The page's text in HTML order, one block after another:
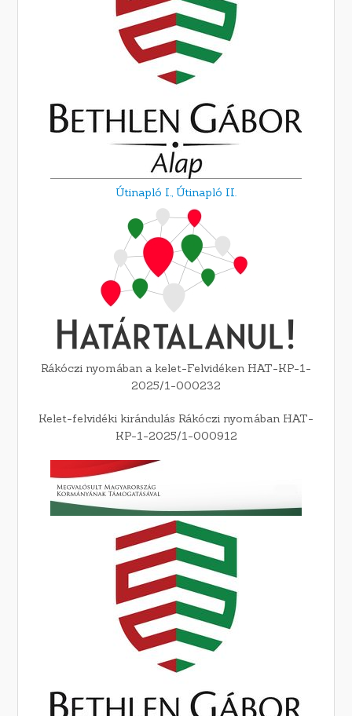
Útinapló I., Útinapló II.
Rákóczi nyomában a kelet-Felvidéken HAT-KP-1-
2025/1-000232
Kelet-felvidéki kirándulás Rákóczi nyomában HAT-
KP-1-2025/1-000912